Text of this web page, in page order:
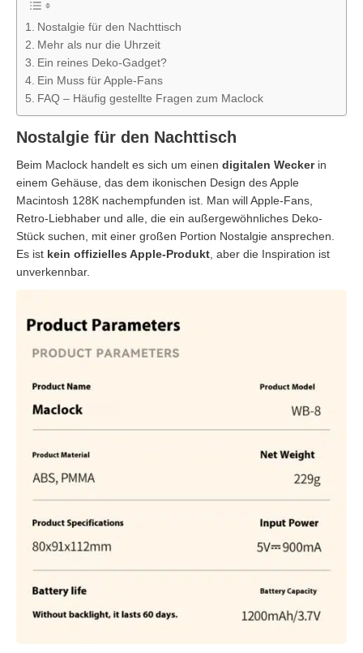
Nostalgie für den Nachttisch
Mehr als nur die Uhrzeit
Ein reines Deko-Gadget?
Ein Muss für Apple-Fans
FAQ – Häufig gestellte Fragen zum Maclock
Nostalgie für den Nachttisch
Beim Maclock handelt es sich um einen digitalen Weckerin
einem Gehäuse, das dem ikonischen Design des Apple
Macintosh 128K nachempfunden ist. Man will Apple-Fans,
Retro-Liebhaber und alle, die ein außergewöhnliches Deko-
Stück suchen, mit einer großen Portion Nostalgie ansprechen.
Es ist kein offizielles Apple-Produkt , aber die Inspiration ist
unverkennbar.